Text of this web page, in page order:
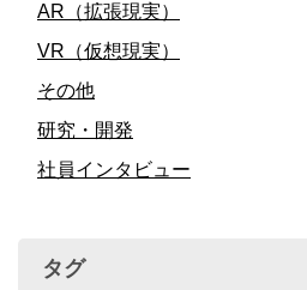
AR（拡張現実）
VR（仮想現実）
その他
研究・開発
社員インタビュー
タグ